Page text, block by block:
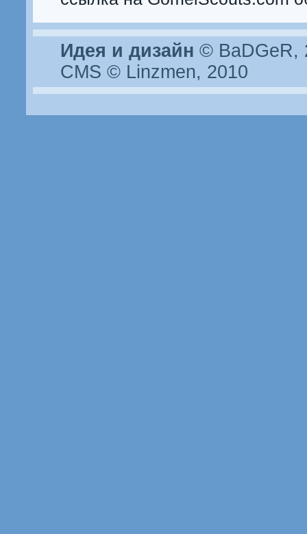
Идея и дизайн © BaDGeR,
CMS © Linzmen, 2010